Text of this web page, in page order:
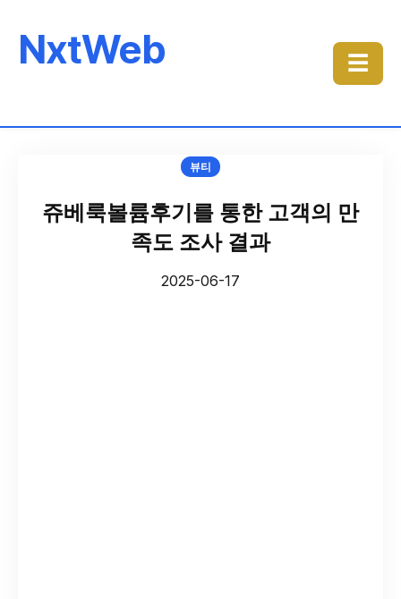
NxtWeb ☰
뷰티
쥬베룩볼륨후기를 통한 고객의 만
족도 조사 결과
2025-06-17